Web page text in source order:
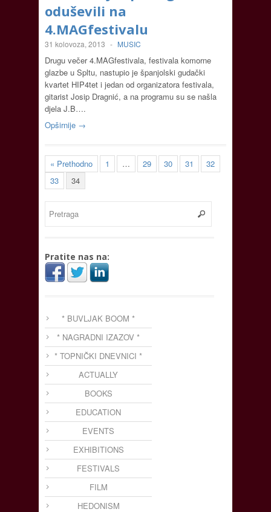
oduševili na
4.MAGfestivalu
31 kolovoza, 2013 - MUSIC
Drugu večer 4.MAGfestivala, festivala komorne
glazbe u Spltu, nastupio je španjolski gudački
kvartet HIP4tet i jedan od organizatora festivala,
gitarist Josip Dragnić, a na programu su se našla
djela J.B….
Opširnije →
« Prethodno 1 … 29 30 31
32
33
34
Pratite nas na:
* BUVLJAK BOOM *
* NAGRADNI IZAZOV *
* TOPNIČKI DNEVNICI *
ACTUALLY
BOOKS
EDUCATION
EVENTS
EXHIBITIONS
FESTIVALS
FILM
HEDONISM